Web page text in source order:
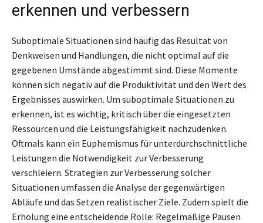
erkennen und verbessern
Suboptimale Situationen sind häufig das Resultat von
Denkweisen und Handlungen, die nicht optimal auf die
gegebenen Umstände abgestimmt sind. Diese Momente
können sich negativ auf die Produktivität und den Wert des
Ergebnisses auswirken. Um suboptimale Situationen zu
erkennen, ist es wichtig, kritisch über die eingesetzten
Ressourcen und die Leistungsfähigkeit nachzudenken.
Oftmals kann ein Euphemismus für unterdurchschnittliche
Leistungen die Notwendigkeit zur Verbesserung
verschleiern. Strategien zur Verbesserung solcher
Situationen umfassen die Analyse der gegenwärtigen
Abläufe und das Setzen realistischer Ziele. Zudem spielt die
Erholung eine entscheidende Rolle: Regelmäßige Pausen